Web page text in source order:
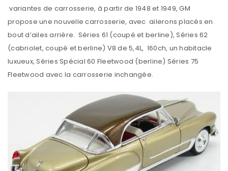
variantes de carrosserie, à partir de 1948 et 1949, GM
propose une nouvelle carrosserie, avec ailerons placés en
bout d’ailes arrière. Séries 61 (coupé et berline), Séries 62
(cabriolet, coupé et berline) V8 de 5,4L, 160ch, un habitacle
luxueux, Séries Spécial 60 Fleetwood (berline) Séries 75
Fleetwood avec la carrosserie inchangée.